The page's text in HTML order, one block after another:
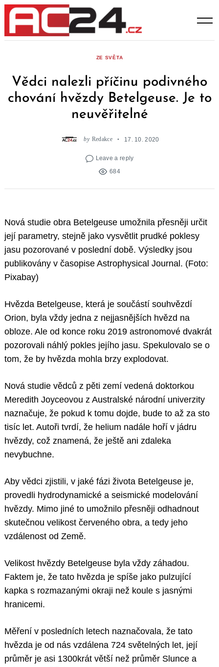
Skip
content
ZE SVĚTA
Vědci nalezli příčinu podivného
chování hvězdy Betelgeuse. Je to
neuvěřitelné
by Redakce 17. 10. 2020
Leave a reply
684
Nová studie obra Betelgeuse umožnila přesněji určit
její parametry, stejně jako vysvětlit prudké poklesy
jasu pozorované v poslední době. Výsledky jsou
publikovány v časopise Astrophysical Journal. (Foto:
Pixabay)
Hvězda Betelgeuse, která je součástí souhvězdí
Orion, byla vždy jedna z nejjasnějších hvězd na
obloze. Ale od konce roku 2019 astronomové dvakrát
pozorovali náhlý pokles jejího jasu. Spekulovalo se o
tom, že by hvězda mohla brzy explodovat.
Nová studie vědců z pěti zemí vedená doktorkou
Meredith Joyceovou z Australské národní univerzity
naznačuje, že pokud k tomu dojde, bude to až za sto
tisíc let. Autoři tvrdí, že helium nadále hoří v jádru
hvězdy, což znamená, že ještě ani zdaleka
nevybuchne.
Aby vědci zjistili, v jaké fázi života Betelgeuse je,
provedli hydrodynamické a seismické modelování
hvězdy. Mimo jiné to umožnilo přesněji odhadnout
skutečnou velikost červeného obra, a tedy jeho
vzdálenost od Země.
Velikost hvězdy Betelgeuse byla vždy záhadou.
Faktem je, že tato hvězda je spíše jako pulzující
kapka s rozmazanými okraji než koule s jasnými
hranicemi.
Měření v posledních letech naznačovala, že tato
hvězda je od nás vzdálena 724 světelných let, její
průměr je asi 1300krát větší než průměr Slunce a